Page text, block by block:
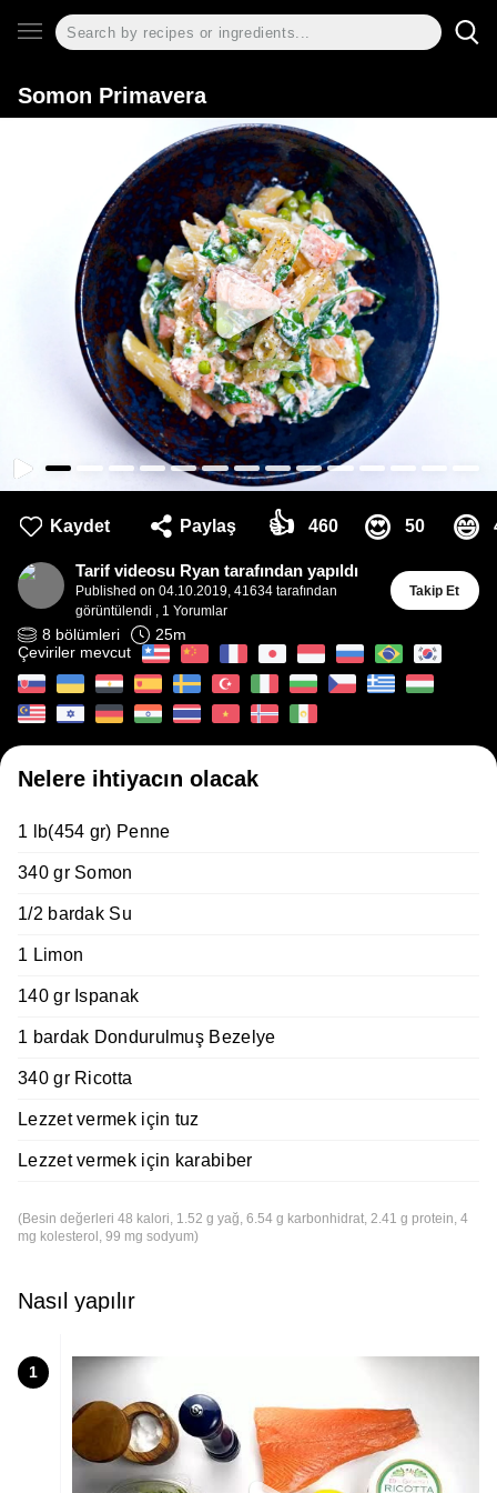
Somon Primavera
Kaydet Paylaş 👍 460 😍 50 😄
Tarif videosu Ryan tarafından yapıldı
Published on 04.10.2019, 41634 tarafından
görüntülendi , 1 Yorumlar
Takip Et
8 bölümleri 25m
Çeviriler mevcut
Nelere ihtiyacın olacak
1 lb(454 gr) Penne
340 gr Somon
1/2 bardak Su
1 Limon
140 gr Ispanak
1 bardak Dondurulmuş Bezelye
340 gr Ricotta
Lezzet vermek için tuz
Lezzet vermek için karabiber
(Besin değerleri 48 kalori, 1.52 g yağ, 6.54 g karbonhidrat, 2.41 g protein, 4
mg kolesterol, 99 mg sodyum)
Nasıl yapılır
1